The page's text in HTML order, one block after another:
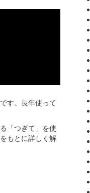
す。長年使って
「つぎて」を使
もとに詳しく解